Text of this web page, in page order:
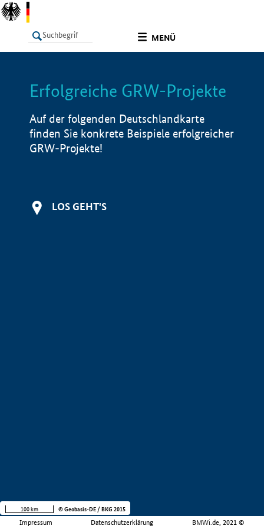
MENÜ
LISTE Info
Erfolgreiche GRW-Projekte
Auf der folgenden Deutschlandkarte
finden Sie konkrete Beispiele erfolgreicher
GRW-Projekte!
LOS GEHT'S
Impressum Datenschutzerklärung BMWi.de, 2021 ©
100 km © Geobasis-DE / BKG 2015